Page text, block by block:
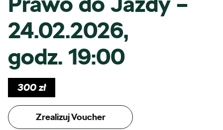
24.02.2026,
godz. 19:00
300zł
Zrealizuj Voucher